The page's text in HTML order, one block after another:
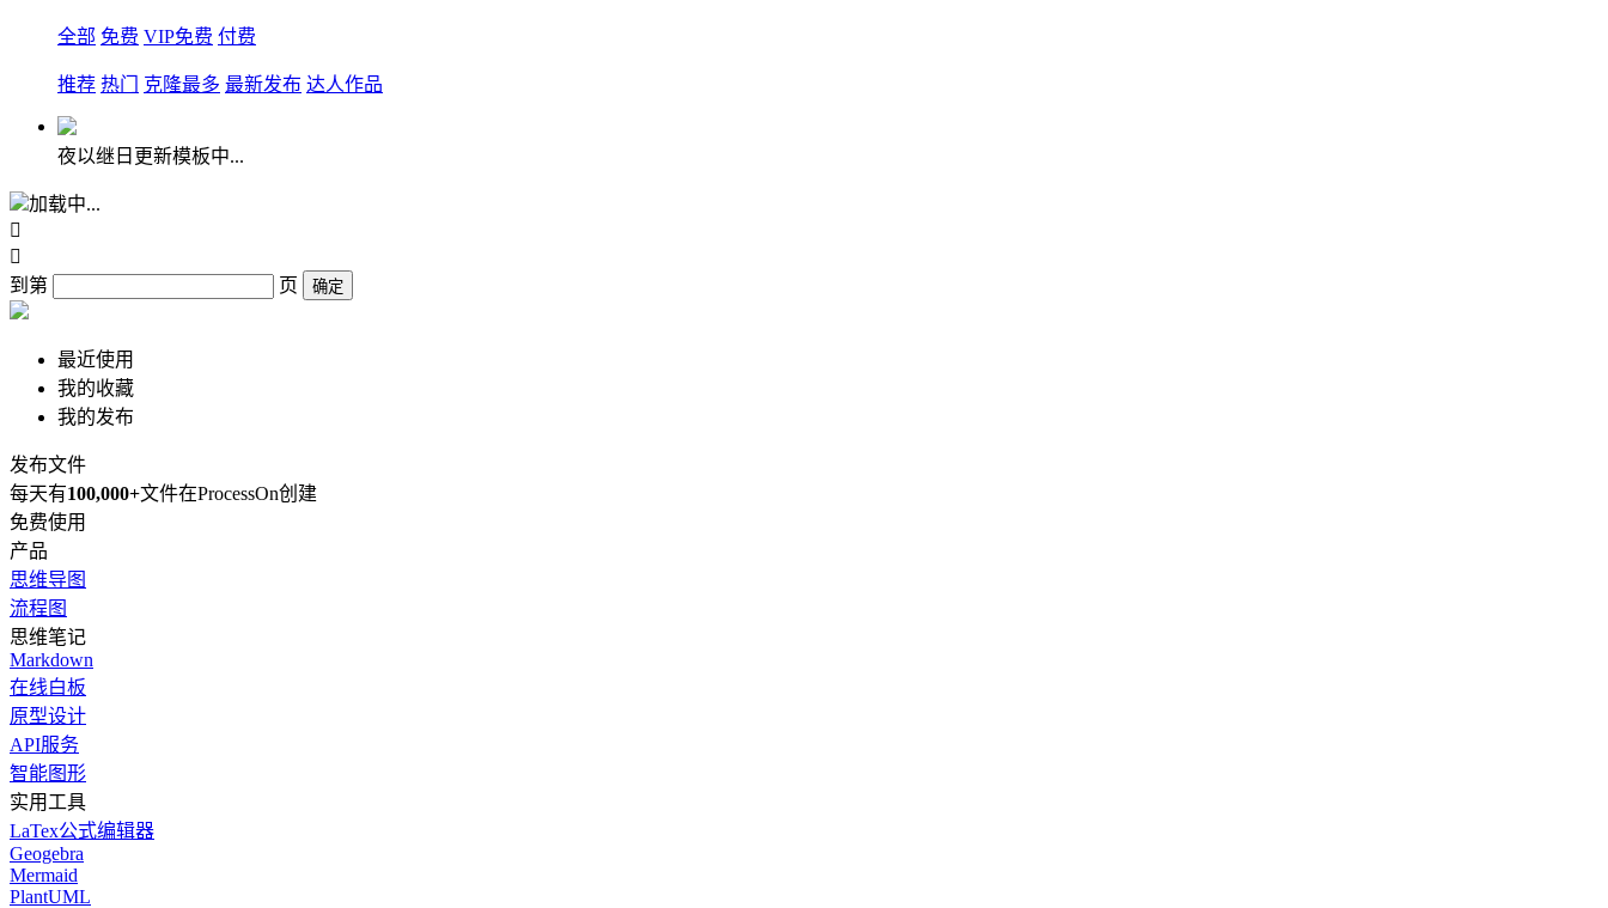
全部 免费 VIP免费 付费
推荐 热门 克隆最多 最新发布 达人作品
夜以继日更新模板中...
加载中...


到第
页 确定
最近使用
我的收藏
我的发布
发布文件
每天有100,000+文件在ProcessOn创建
免费使用
产品
思维导图
流程图
思维笔记
Markdown
在线白板
原型设计
API服务
智能图形
实用工具
LaTex公式编辑器
Geogebra
Mermaid
PlantUML